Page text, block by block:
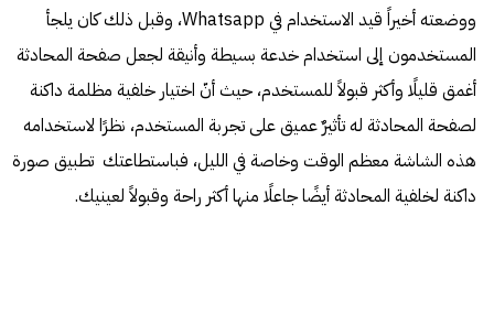
ووضعته أخيراً قيد الاستخدام في Whatsapp، وقبل ذلك كان يلجأ
المستخدمون إلى استخدام خدعة بسيطة وأنيقة لجعل صفحة المحادثة
أغمق قليلًا وأكثر قبولاً للمستخدم، حيث أنّ اختيار خلفية مظلمة داكنة
لصفحة المحادثة له تأثيرٌ عميق على تجربة المستخدم، نظرًا لاستخدامه
هذه الشاشة معظم الوقت وخاصة في الليل، فباستطاعتك تطبيق صورة
داكنة لخلفية المحادثة أيضًا جاعلًا منها أكثر راحة وقبولاً لعينيك.